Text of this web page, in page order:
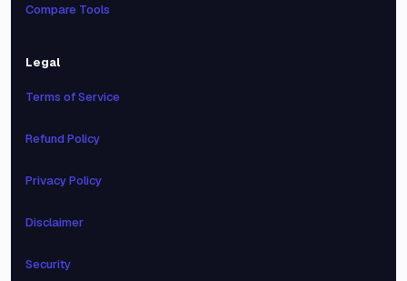
Compare Tools
Legal
Terms of Service
Refund Policy
Privacy Policy
Disclaimer
Security